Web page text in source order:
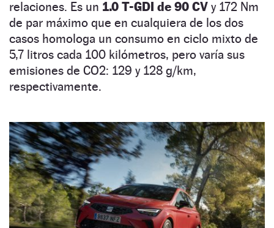
relaciones. Es un 1.0 T-GDI de 90 CV y 172 Nm
de par máximo que en cualquiera de los dos
casos homologa un consumo en ciclo mixto de
5,7 litros cada 100 kilómetros, pero varía sus
emisiones de CO2: 129 y 128 g/km,
respectivamente.